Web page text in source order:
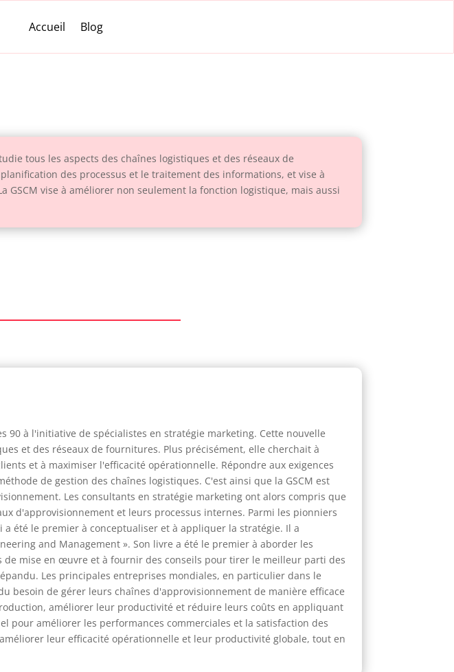
Accueil Blog
tous les aspects des chaînes logistiques et des réseaux de
des processus et le traitement des informations, et vise à
GSCM vise à améliorer non seulement la fonction logistique, mais aussi
90 à l'initiative de spécialistes en stratégie marketing. Cette nouvelle
et des réseaux de fournitures. Plus précisément, elle cherchait à
et à maximiser l'efficacité opérationnelle. Répondre aux exigences
de gestion des chaînes logistiques. C'est ainsi que la GSCM est
Les consultants en stratégie marketing ont alors compris que
d'approvisionnement et leurs processus internes. Parmi les pionniers
été le premier à conceptualiser et à appliquer la stratégie. Il a
and Management ». Son livre a été le premier à aborder les
mise en œuvre et à fournir des conseils pour tirer le meilleur parti des
Les principales entreprises mondiales, en particulier dans le
besoin de gérer leurs chaînes d'approvisionnement de manière efficace
améliorer leur productivité et réduire leurs coûts en appliquant
pour améliorer les performances commerciales et la satisfaction des
leur efficacité opérationnelle et leur productivité globale, tout en